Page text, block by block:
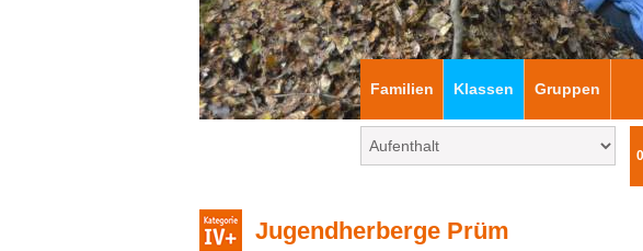
Familien Klassen Gruppen
Jugendherberge Prüm